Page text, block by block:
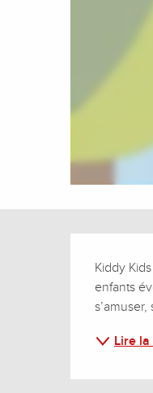
Kiddy
enfants
Lire